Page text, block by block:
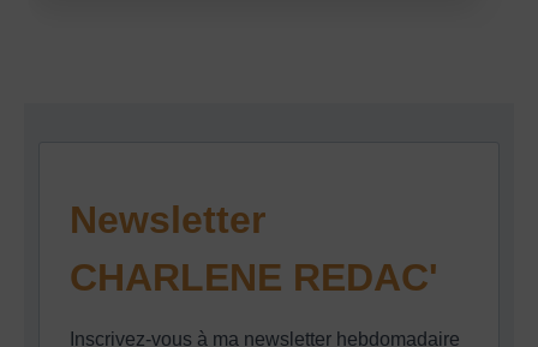
Newsletter
CHARLENE REDAC'
Inscrivez-vous à ma newsletter hebdomadaire